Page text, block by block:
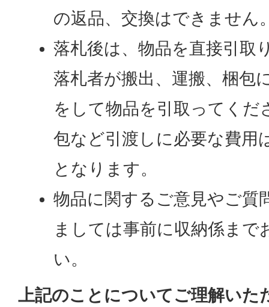
の返品、交換はできません
落札後は、物品を直接引取
落札者が搬出、運搬、梱包
をして物品を引取ってくだ
包など引渡しに必要な費用
となります。
物品に関するご意見やご質
ましては事前に収納係まで
い。
上記のことについてご理解いた